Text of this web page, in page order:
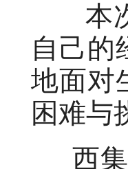
本次
自己的
地面对
困难与
西集